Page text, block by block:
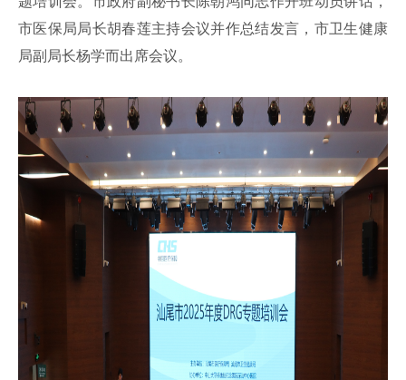
市医保局局长胡春莲主持会议并作总结发言，市卫生健康
局副局长杨学而出席会议。